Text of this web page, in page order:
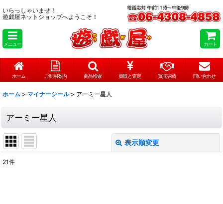
いらっしゃいませ！
遊戯屋ネットショップへようこそ！
メニュー カート
ホーム ご利用案内 商品検索 買取と査定 買取実績 問い合わせ
ホーム > マイナーシール > アーミー星人
アーミー星人
表示順変更
21件